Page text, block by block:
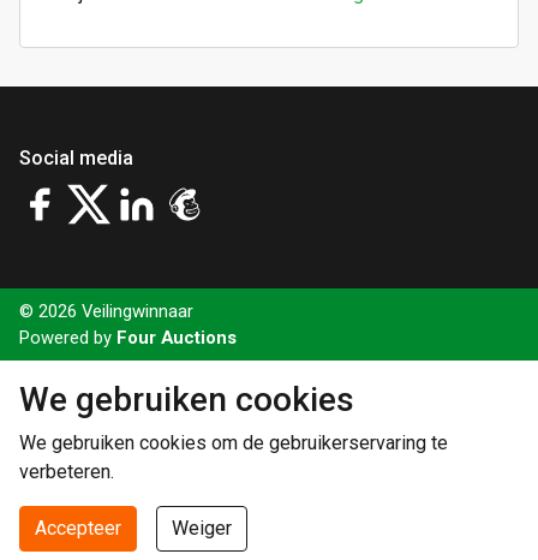
Social media
© 2026 Veilingwinnaar
Powered by Four Auctions
We gebruiken cookies
We gebruiken cookies om de gebruikerservaring te
verbeteren.
Accepteer Weiger